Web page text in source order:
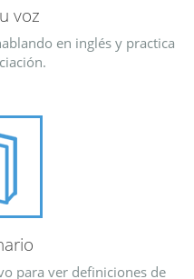
voz
en inglés y practica
para ver definiciones de